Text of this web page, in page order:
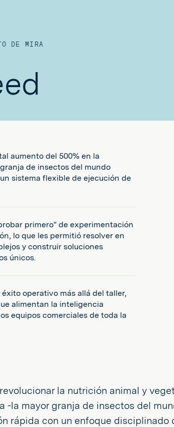
DE MIRA
aumento del 500% en la
de insectos del mundo
sistema flexible de ejecución de
primero" de experimentación
lo que les permitió resolver en
y construir soluciones
únicos.
operativo más allá del taller,
alimentan la inteligencia
equipos comerciales de toda la
la nutrición animal y
-la mayor granja de insectos del
rápida con un enfoque